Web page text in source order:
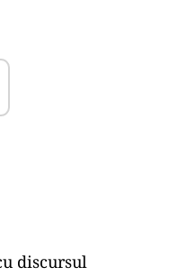
discursul